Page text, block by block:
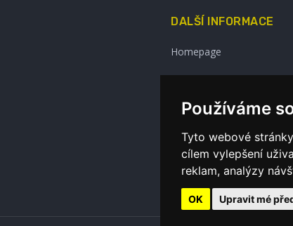
Používáme
Tyto webové
cílem vylepšení
reklam, analýzy
OK Upravit mé
DALŠÍ INFORMACE
Homepage